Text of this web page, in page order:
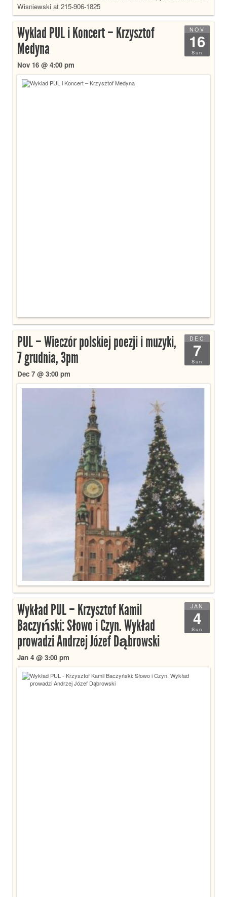
Wisniewski at 215-906-1825
NOV
16
Sun
Wyklad PUL i Koncert – Krzysztof
Medyna
Nov 16 @ 4:00 pm
DEC
7
Sun
PUL – Wieczór polskiej poezji i muzyki,
7 grudnia, 3pm
Dec 7 @ 3:00 pm
JAN
4
Sun
Wykład PUL – Krzysztof Kamil
Baczyński: Słowo i Czyn. Wykład
prowadzi Andrzej Józef Dąbrowski
Jan 4 @ 3:00 pm